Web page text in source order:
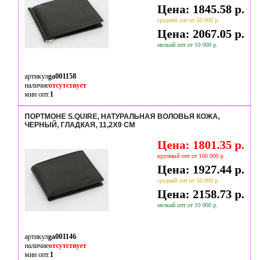
Цена: 1845.58 р.
средний опт от 50 000 р.
Цена: 2067.05 р.
мелкий опт от 10 000 р.
артикулga001158
наличиеотсутствует
мин опт.1
ПОРТМОНЕ S.QUIRE, НАТУРАЛЬНАЯ ВОЛОВЬЯ КОЖА,
ЧЕРНЫЙ, ГЛАДКАЯ, 11,2X9 СМ
Цена: 1801.35 р.
крупный опт от 100 000 р.
Цена: 1927.44 р.
средний опт от 50 000 р.
Цена: 2158.73 р.
мелкий опт от 10 000 р.
артикулga001146
наличиеотсутствует
мин опт.1